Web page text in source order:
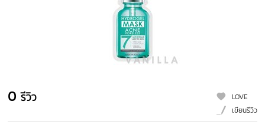
0 รีวิว
LOVE
เขียนรีวิว